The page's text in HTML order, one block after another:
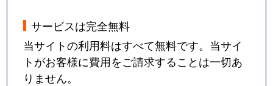
サービスは完全無料
当サイトの利用料はすべて無料です。当サイ
トがお客様に費用をご請求することは一切あ
りません。